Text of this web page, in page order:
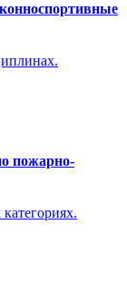
пожарно-